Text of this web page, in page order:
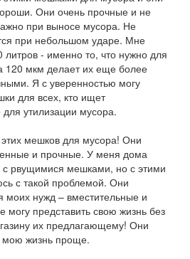
Они очень прочные и не
при выносе мусора. Не
при небольшом ударе. Мне
- именно то, что нужно для
мкм делает их еще более
Я с уверенностью могу
для всех, кто ищет
утилизации мусора.
этих мешков для мусора! Они
и прочные. У меня дома
рвущимися мешками, но с этими
с такой проблемой. Они
моих нужд – вместительные и
представить свою жизнь без
их предлагающему! Они
мою жизнь проще.